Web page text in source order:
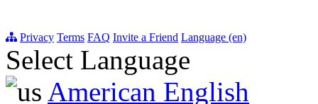
Privacy Terms FAQ Invite a Friend Language (en)
Select Language
American English